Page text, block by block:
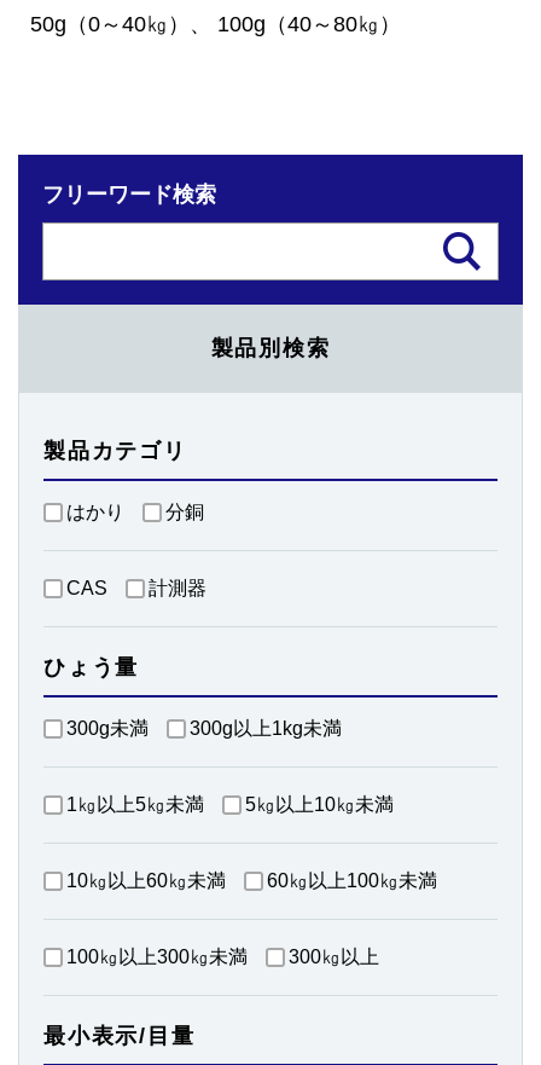
50g（0～40㎏）、 100g（40～80㎏）
フリーワード検索
製品別検索
製品カテゴリ
はかり 分銅
CAS 計測器
ひょう量
300g未満 300g以上1kg未満
1㎏以上5㎏未満 5㎏以上10㎏未満
10㎏以上60㎏未満 60㎏以上100㎏未満
100㎏以上300㎏未満 300㎏以上
最小表示/目量